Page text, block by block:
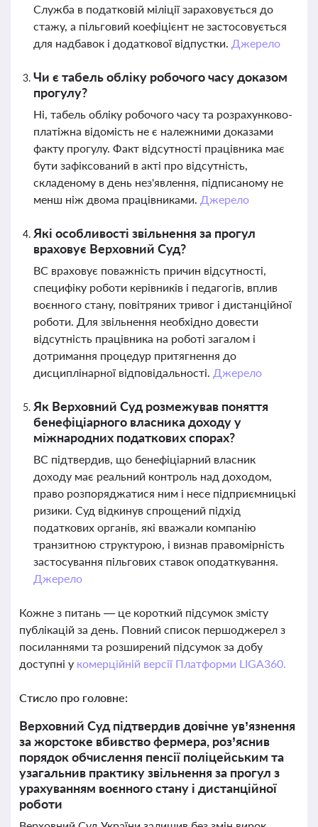
Служба в податковій міліції зараховується до
стажу, а пільговий коефіцієнт не застосовується
для надбавок і додаткової відпустки. Джерело
Чи є табель обліку робочого часу доказом
прогулу?
Ні, табель обліку робочого часу та розрахунково-
платіжна відомість не є належними доказами
факту прогулу. Факт відсутності працівника має
бути зафіксований в акті про відсутність,
складеному в день нез'явлення, підписаному не
менш ніж двома працівниками. Джерело
Які особливості звільнення за прогул
враховує Верховний Суд?
ВС враховує поважність причин відсутності,
специфіку роботи керівників і педагогів, вплив
воєнного стану, повітряних тривог і дистанційної
роботи. Для звільнення необхідно довести
відсутність працівника на роботі загалом і
дотримання процедур притягнення до
дисциплінарної відповідальності. Джерело
Як Верховний Суд розмежував поняття
бенефіціарного власника доходу у
міжнародних податкових спорах?
ВС підтвердив, що бенефіціарний власник
доходу має реальний контроль над доходом,
право розпоряджатися ним і несе підприємницькі
ризики. Суд відкинув спрощений підхід
податкових органів, які вважали компанію
транзитною структурою, і визнав правомірність
застосування пільгових ставок оподаткування.
Джерело
Кожне з питань — це короткий підсумок змісту
публікацій за день. Повний список першоджерел з
посиланнями та розширений підсумок за добу
доступні у комерційній версії Платформи LIGA360.
Стисло про головне:
Верховний Суд підтвердив довічне ув’язнення
за жорстоке вбивство фермера, роз’яснив
порядок обчислення пенсії поліцейським та
узагальнив практику звільнення за прогул з
урахуванням воєнного стану і дистанційної
роботи